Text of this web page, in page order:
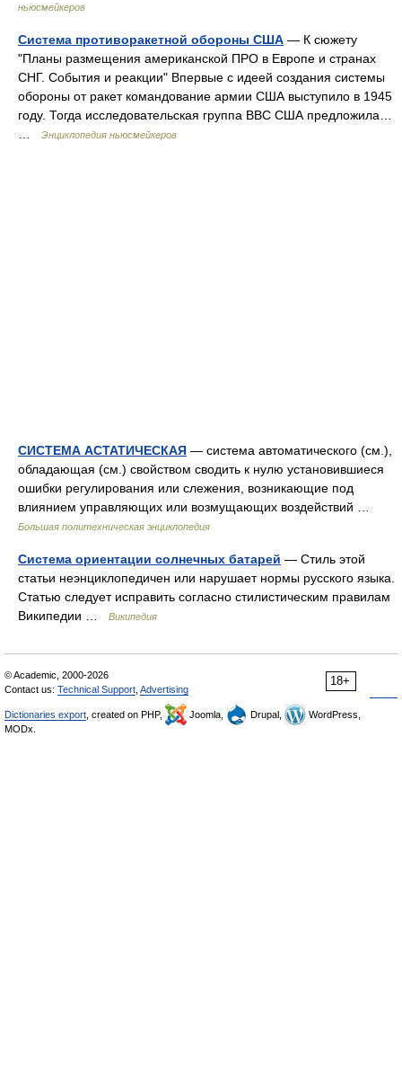
ньюсмейкеров
Система противоракетной обороны США — К сюжету
"Планы размещения американской ПРО в Европе и странах
СНГ. События и реакции" Впервые с идеей создания системы
обороны от ракет командование армии США выступило в 1945
году. Тогда исследовательская группа ВВС США предложила…
Энциклопедия ньюсмейкеров
СИСТЕМА АСТАТИЧЕСКАЯ — система автоматического (см.),
обладающая (см.) свойством сводить к нулю установившиеся
ошибки регулирования или слежения, возникающие под
влиянием управляющих или возмущающих воздействий …
Большая политехническая энциклопедия
Система ориентации солнечных батарей — Стиль этой
статьи неэнциклопедичен или нарушает нормы русского языка.
Статью следует исправить согласно стилистическим правилам
Википедии …
Википедия
18+
© Academic, 2000-2026
Contact us: Technical Support Advertising
Dictionaries export , created on PHP, Joomla, Drupal,
WordPress,
MODx.